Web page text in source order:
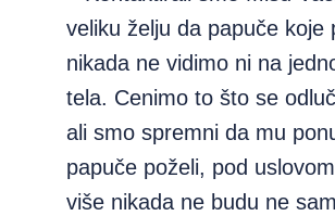
veliku želju da papuče koje
nikada ne vidimo ni na
tela. Cenimo to što se
ali smo spremni da mu
papuče poželi, pod
više nikada ne budu ne